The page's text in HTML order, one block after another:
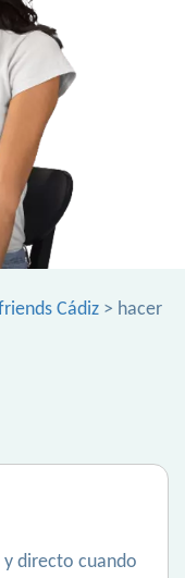
Cádiz > hacer
y directo cuando